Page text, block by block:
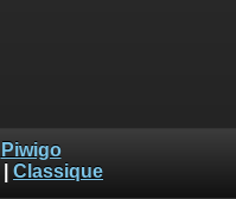
Piwigo
Classique